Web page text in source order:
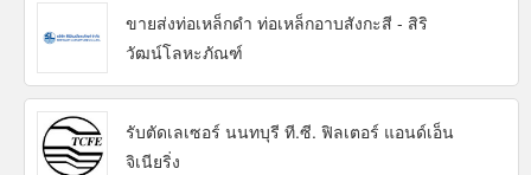
ขายส่งท่อเหล็กดำ ท่อเหล็กอาบสังกะสี - สิริ
วัฒน์โลหะภัณฑ์
รับตัดเลเซอร์ นนทบุรี ที.ซี. ฟิลเตอร์ แอนด์เอ็น
จิเนียริ่ง